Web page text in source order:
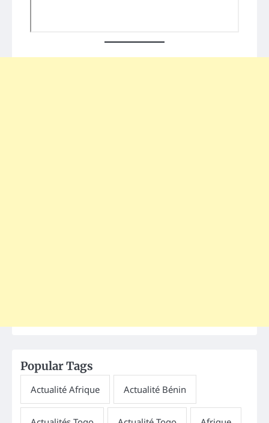
Popular Tags